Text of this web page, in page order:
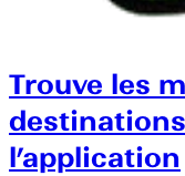
Trouve les
l’application